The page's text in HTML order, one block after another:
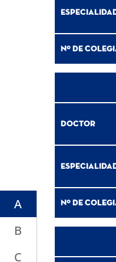
A
B
C
Nº de
Doctor
Nº de